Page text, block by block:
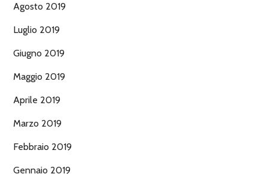
Agosto 2019
Luglio 2019
Giugno 2019
Maggio 2019
Aprile 2019
Marzo 2019
Febbraio 2019
Gennaio 2019